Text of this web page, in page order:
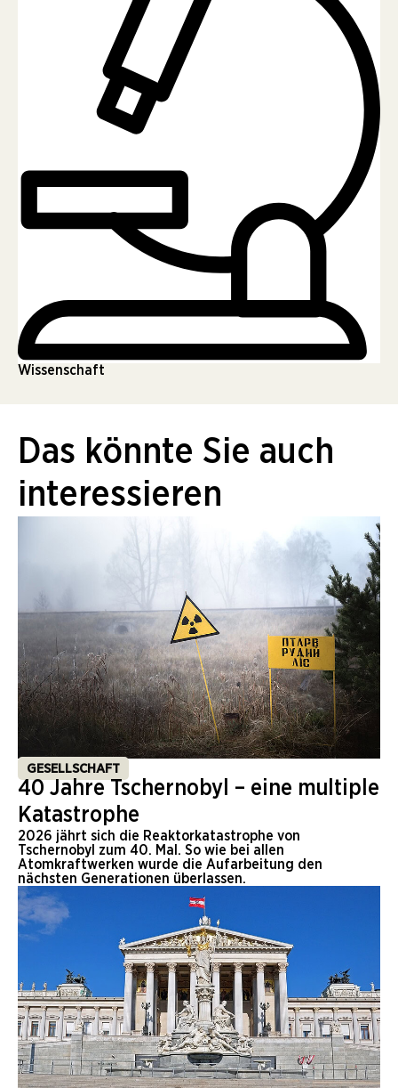
Wissenschaft
Das könnte Sie auch
interessieren
GESELLSCHAFT
40 Jahre Tschernobyl – eine multiple
Katastrophe
2026 jährt sich die Reaktorkatastrophe von
Tschernobyl zum 40. Mal. So wie bei allen
Atomkraftwerken wurde die Aufarbeitung den
nächsten Generationen überlassen.